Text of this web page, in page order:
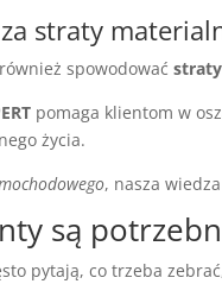
straty
spowodować
pomaga klientom w
życia.
, nasza
są
pytają, co trzeba